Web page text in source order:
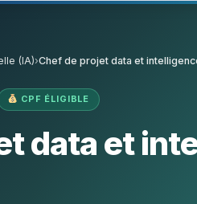
(IA)›Chef de projet data et
CPF ÉLIGIBLE
data et